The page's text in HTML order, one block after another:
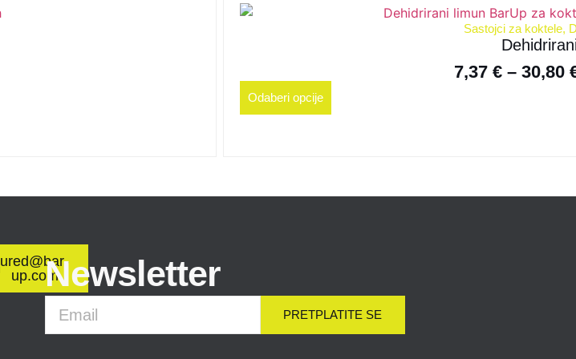
Sastojci za koktele,
7,37 € – 30,80
Odaberi opcije
ured@bar-
up.comNewsletter
PRETPLATITE SE